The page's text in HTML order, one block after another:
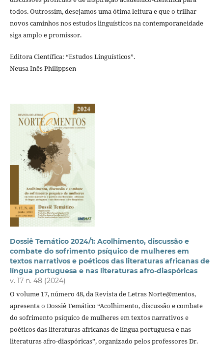
todos. Outrossim, desejamos uma ótima leitura e que o trilhar
novos caminhos nos estudos linguísticos na contemporaneidade
siga amplo e promissor.
Editora Científica: “Estudos Linguísticos”.
Neusa Inês Philippsen
Dossiê Temático 2024/1: Acolhimento, discussão e
combate do sofrimento psíquico de mulheres em
textos narrativos e poéticos das literaturas africanas de
língua portuguesa e nas literaturas afro-diaspóricas
v. 17 n. 48 (2024)
O volume 17, número 48,da Revista de Letras Norte@mentos,
apresenta o Dossiê Temático “Acolhimento, discussão e combate
do sofrimento psíquico de mulheres em textos narrativos e
poéticos das literaturas africanas de língua portuguesa e nas
literaturas afro-diaspóricas”, organizado pelos professores Dr.